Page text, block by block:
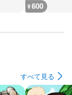
¥600
すべて見る